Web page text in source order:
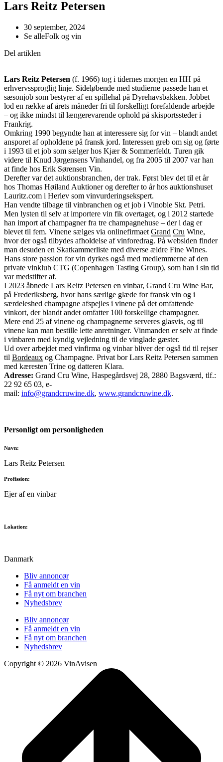
Lars Reitz Petersen
30 september, 2024
Se alleFolk og vin
Del artiklen
Lars Reitz Petersen (f. 1966) tog i tidernes morgen en HH på
erhvervssproglig linje. Sideløbende med studierne passede han et
sæsonjob som bestyrer af en spillehal på Dyrehavsbakken. Jobbet
lod en række af årets måneder fri til forskelligt forefaldende arbejde
– og ikke mindst til længerevarende ophold på skisportssteder i
Frankrig.
Omkring 1990 begyndte han at interessere sig for vin – blandt andet
ansporet af opholdene på fransk jord. Interessen greb om sig og førte
i 1993 til et job som sælger hos Kjær & Sommerfeldt. Turen gik
videre til Knud Jørgensens Vinhandel, og fra 2005 til 2007 var han
at finde hos Erik Sørensen Vin.
Derefter var det auktionsbranchen, der trak. Først blev det til et år
hos Thomas Høiland Auktioner og derefter to år hos auktionshuset
Lauritz.com i Herlev som vinvurderingsekspert.
Han vendte tilbage til vinbranchen og et job i Vinoble Skt. Petri.
Men lysten til selv at importere vin fik overtaget, og i 2012 startede
han import af champagner fra tre champagnehuse – der i dag er
blevet til fem. Vinene sælges via onlinefirmaet Grand Cru Wine,
hvor der også tilbydes afholdelse af vinforedrag. På websiden finder
man desuden en Skatkammerliste med diverse ældre Fine Wines.
Hans store passion for vin dyrkes også med medlemmerne af den
private vinklub CTG (Copenhagen Tasting Group), som han i sin tid
var medstifter af.
I 2023 åbnede Lars Reitz Petersen en vinbar, Grand Cru Wine Bar,
på Frederiksberg, hvor hans særlige glæde for fransk vin og i
særdeleshed champagne afspejles i vinene på det omfattende
vinkort, der blandt andet omfatter 100 forskellige champagner.
Mere end 25 af vinene og champagnerne serveres glasvis, og til
vinene kan man bestille lette anretninger. Vinmanden er selv at finde
i vinbaren med kyndig vejledning til de vinglade gæster.
Ud over arbejdet med vinfirma og vinbar bliver der også tid til rejser
til Bordeaux og Champagne. Privat bor Lars Reitz Petersen sammen
med kæresten Trine og datteren Klara.
Adresse: Grand Cru Wine, Haspegårdsvej 28, 2880 Bagsværd, tlf.:
22 92 65 03, e-
mail: info@grandcruwine.dk, www.grandcruwine.dk.
Personligt om personligheden
Navn:
Lars Reitz Petersen
Profission:
Ejer af en vinbar
Lokation:
Danmark
Bliv annoncør
Få anmeldt en vin
Få nyt om branchen
Nyhedsbrev
Bliv annoncør
Få anmeldt en vin
Få nyt om branchen
Nyhedsbrev
Copyright © 2026 VinAvisen